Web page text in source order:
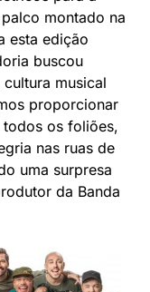
montado na
esta edição
buscou
musical
proporcionar
todos os foliões,
nas ruas de
uma surpresa
da Banda